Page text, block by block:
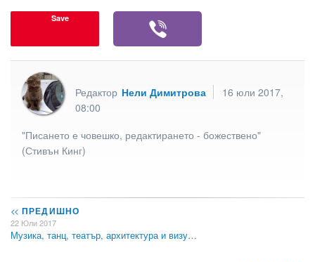
Save
Редактор Нели Димитрова
16 юли 2017,
08:00
"Писането е човешко, редактирането - божествено"
(Стивън Кинг)
<< ПРЕДИШНО
22 Юли 2017
Музика, танц, театър, архитектура и визу…